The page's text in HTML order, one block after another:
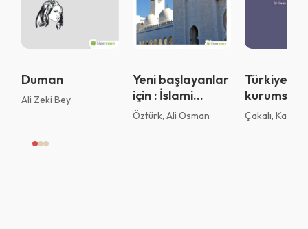
Duman
Ali Zeki Bey
Yeni başlayanlar
için : İslami
bankacılık ve
Öztürk, Ali Osman
Türkiye’de
kurumsal
yönetim
Çakalı, Kaan
Tamam
Vazgeç